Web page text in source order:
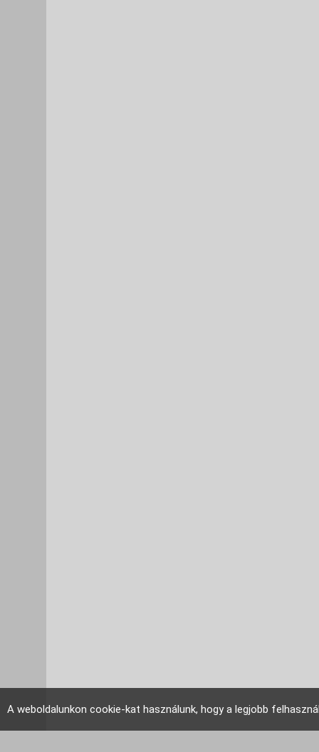
A weboldalunkon cookie-kat használunk, hogy a legjobb